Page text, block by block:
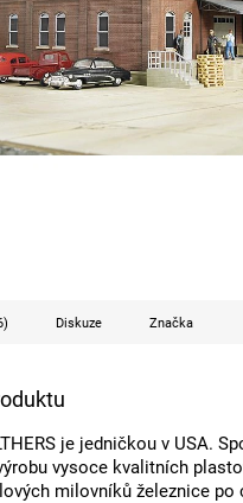
Diskuze Značka
je jedničkou v USA.
vysoce kvalitních
milovníků železnice po